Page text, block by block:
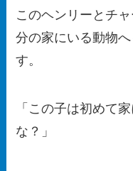
このヘンリーとチ
分の家にいる動物
す。
「この子は初めて
な？」